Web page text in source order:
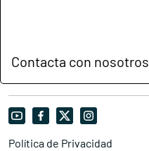
Contacta con nosotros
Política de Privacidad